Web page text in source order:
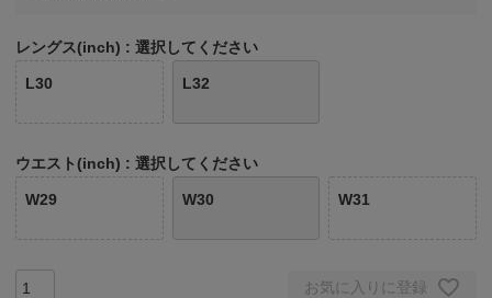
レングス(inch) 選択してください
L30 L32
ウエスト(inch) 選択してください
W29 W30 W31
お気に入りに登録